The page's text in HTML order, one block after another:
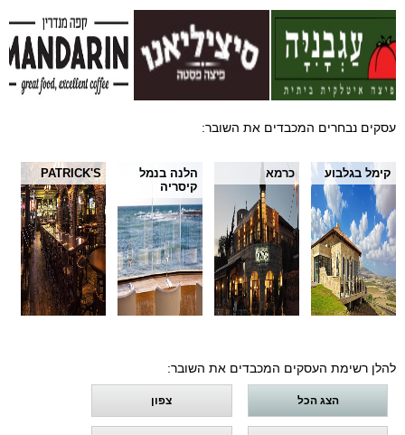
עסקים נבחרים המכבדים את השובר:
קימל בגלבוע כרמא
הלנה בנמל
קיסריה
PATRICK'S
להלן רשימת העסקים המכבדים את השובר:
הצג הכל צפון